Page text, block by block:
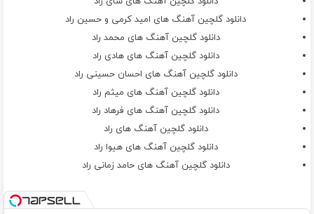
دانلود گلچین آهنگ های امید کرمی و حسین راد
دانلود گلچین آهنگ های محمد راد
دانلود گلچین آهنگ های هادی راد
دانلود گلچین آهنگ های احسان حسینی راد
دانلود گلچین آهنگ های میثم راد
دانلود گلچین آهنگ های فرهاد راد
دانلود گلچین آهنگ های راد
دانلود گلچین آهنگ های هیوا راد
دانلود گلچین آهنگ های حامد زمانی راد